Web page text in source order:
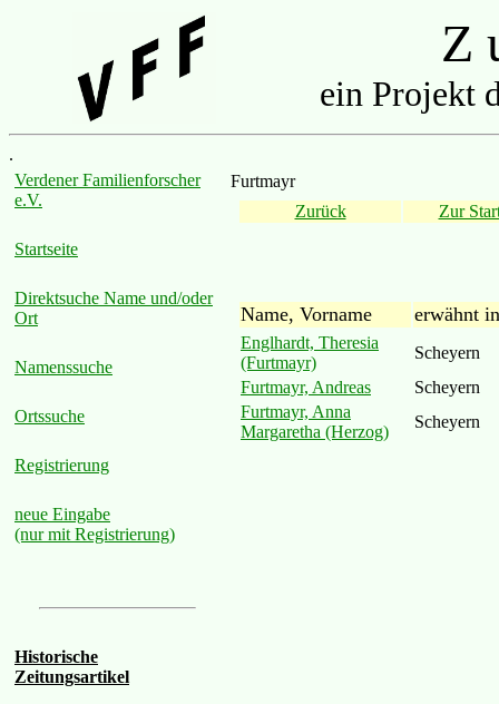
Z
ein Projekt
.
Verdener Familienforscher
e.V.
Startseite
Direktsuche Name und/oder
Ort
Namenssuche
Ortssuche
Registrierung
neue Eingabe
(nur mit Registrierung)
Historische
Zeitungsartikel
Furtmayr
Zurück
Zur
Name, Vorname erwähnt in
Englhardt, Theresia
(Furtmayr)
Scheyern
Furtmayr, Andreas
Scheyern
Furtmayr, Anna
Margaretha (Herzog)
Scheyern